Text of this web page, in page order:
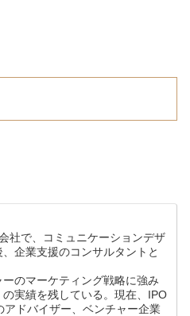
社で、コミュニケーションデザ
企業支援のコンサルタントと
のマーケティング戦略に強み
実績を残している。現在、IPO
アドバイザー、ベンチャー企業